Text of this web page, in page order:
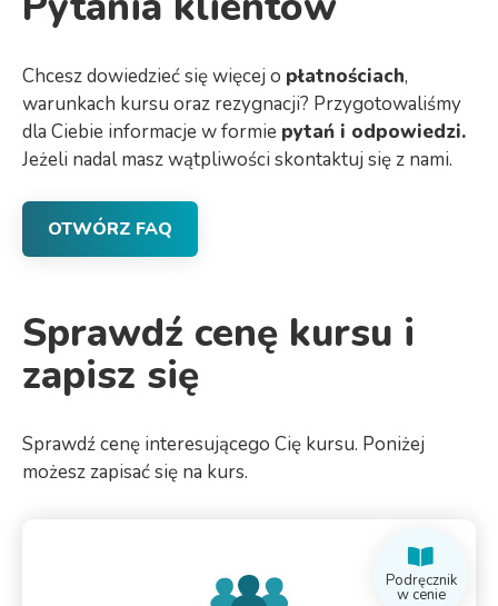
Chcesz dowiedzieć się więcej o płatnościach,
warunkach kursu oraz rezygnacji? Przygotowaliśmy
dla Ciebie informacje w formie pytań i odpowiedzi.
Jeżeli nadal masz wątpliwości skontaktuj się z nami.
OTWÓRZ FAQ
Sprawdź cenę kursu i
zapisz się
Sprawdź cenę interesującego Cię kursu. Poniżej
możesz zapisać się na kurs.
Podręcznik
w cenie